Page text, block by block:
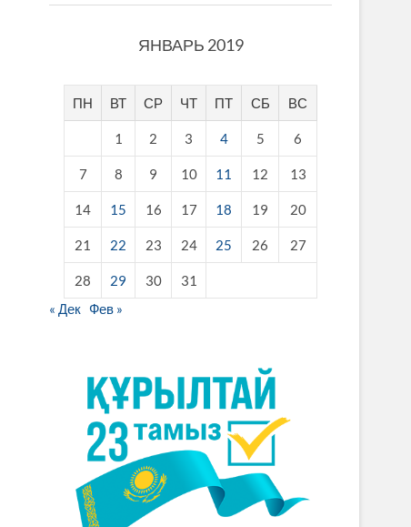
ЯНВАРЬ 2019
ПН ВТ СР ЧТ ПТ СБ ВС
1 2 3 4 5 6
7 8 9 10 11 12 13
14 15 16 17 18 19 20
21 22 23 24 25 26 27
28 29 30
31
« Дек Фев »